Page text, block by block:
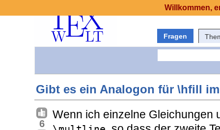
Fragen
Gibt es ein Analogon für \hfill
6
Wenn ich einzelne Gleichungen
Willkommen,